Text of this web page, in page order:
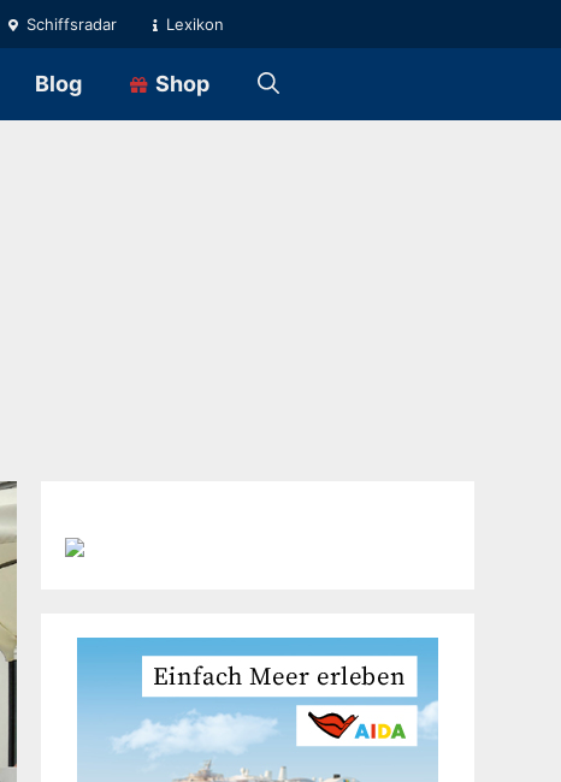
Schiffsradar Lexikon
Blog Shop